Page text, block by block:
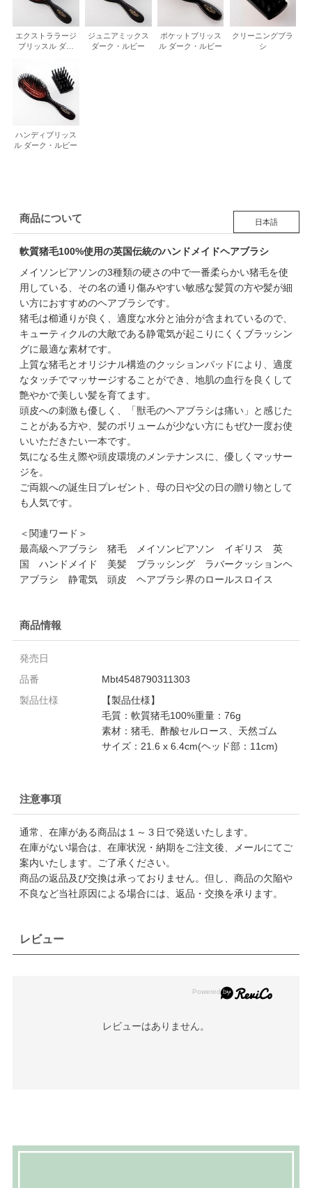
エクストララージ
ブリッスル ダー
ジュニアミックス
ダーク・ルビー
ポケットブリッス
ル ダーク・ルビー
クリーニングブラ
シ
ハンディブリッス
ル ダーク・ルビー
商品について 日本語
軟質猪毛100%使用の英国伝統のハンドメイドヘアブラシ
メイソンピアソンの3種類の硬さの中で一番柔らかい猪毛を使
用している、その名の通り傷みやすい敏感な髪質の方や髪が細
い方におすすめのヘアブラシです。
猪毛は櫛通りが良く、適度な水分と油分が含まれているので、
キューティクルの大敵である静電気が起こりにくくブラッシン
グに最適な素材です。
上質な猪毛とオリジナル構造のクッションパッドにより、適度
なタッチでマッサージすることができ、地肌の血行を良くして
艶やかで美しい髪を育てます。
頭皮への刺激も優しく、「獣毛のヘアブラシは痛い」と感じた
ことがある方や、髪のボリュームが少ない方にもぜひ一度お使
いいただきたい一本です。
気になる生え際や頭皮環境のメンテナンスに、優しくマッサー
ジを。
ご両親への誕生日プレゼント、母の日や父の日の贈り物として
も人気です。
＜関連ワード＞
最高級ヘアブラシ 猪毛 メイソンピアソン イギリス 英
国 ハンドメイド 美髪 ブラッシング ラバークッションヘ
アブラシ 静電気 頭皮 ヘアブラシ界のロールスロイス
商品情報
発売日
品番
Mbt4548790311303
製品仕様
【製品仕様】
毛質：軟質猪毛100%重量：76g
素材：猪毛、酢酸セルロース、天然ゴム
サイズ：21.6 x 6.4cm(ヘッド部：11cm)
注意事項
通常、在庫がある商品は１～３日で発送いたします。
在庫がない場合は、在庫状況・納期をご注文後、メールにてご
案内いたします。ご了承ください。
商品の返品及び交換は承っておりません。但し、商品の欠陥や
不良など当社原因による場合には、返品・交換を承ります。
レビュー
レビューはありません。